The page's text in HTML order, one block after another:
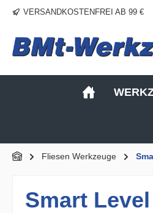
Hauptinhalt springen
Zur Suche springen
Zur Hauptnavigation springen
VERSANDKOSTENFREI AB 99 €
Fliesen Werkzeuge
Smart